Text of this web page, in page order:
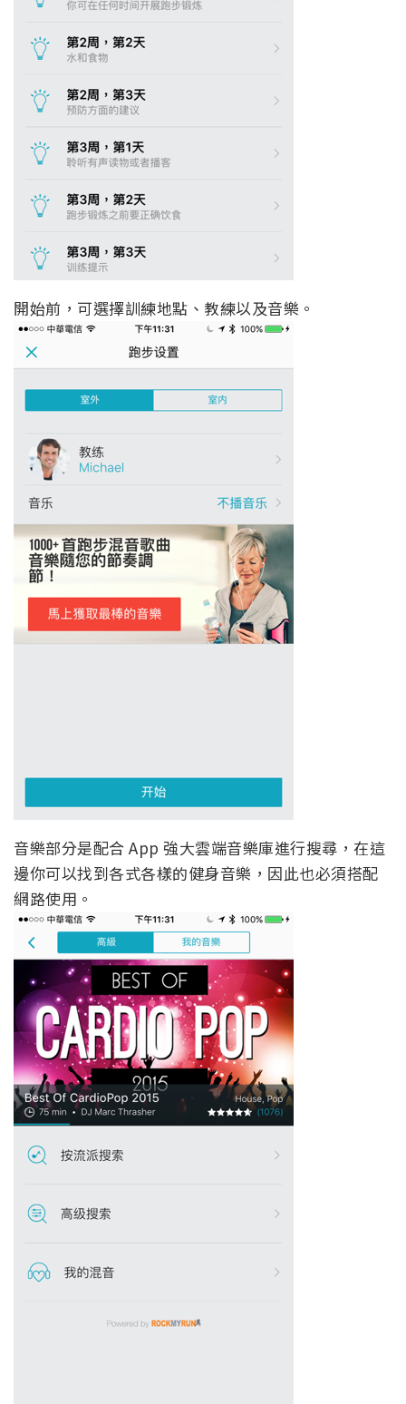
開始前，可選擇訓練地點、教練以及音樂。
音樂部分是配合 App 強大雲端音樂庫進行搜尋，在這
邊你可以找到各式各樣的健身音樂，因此也必須搭配
網路使用。